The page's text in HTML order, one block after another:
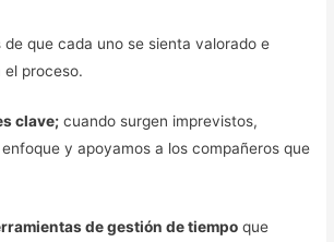
de que cada uno se sienta valorado e
el proceso.
clave; cuando surgen imprevistos,
y apoyamos a los compañeros que
de gestión de tiempo que